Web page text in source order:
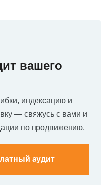
вашего
индексацию и
— свяжусь с вами и
по продвижению.
аудит